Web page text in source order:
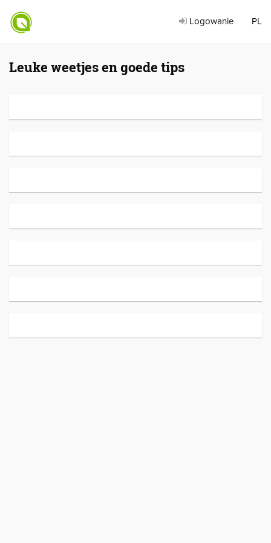
Logowanie PL
Leuke weetjes en goede tips